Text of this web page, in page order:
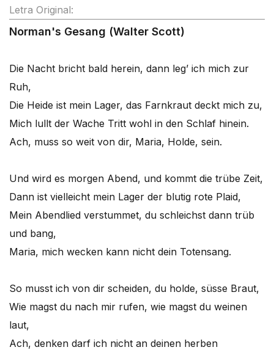
Letra Original:
Norman's Gesang (Walter Scott)
Die Nacht bricht bald herein, dann leg’ ich mich zur
Ruh,
Die Heide ist mein Lager, das Farnkraut deckt mich zu,
Mich lullt der Wache Tritt wohl in den Schlaf hinein.
Ach, muss so weit von dir, Maria, Holde, sein.
Und wird es morgen Abend, und kommt die trübe Zeit,
Dann ist vielleicht mein Lager der blutig rote Plaid,
Mein Abendlied verstummet, du schleichst dann trüb
und bang,
Maria, mich wecken kann nicht dein Totensang.
So musst ich von dir scheiden, du holde, süsse Braut,
Wie magst du nach mir rufen, wie magst du weinen
laut,
Ach, denken darf ich nicht an deinen herben